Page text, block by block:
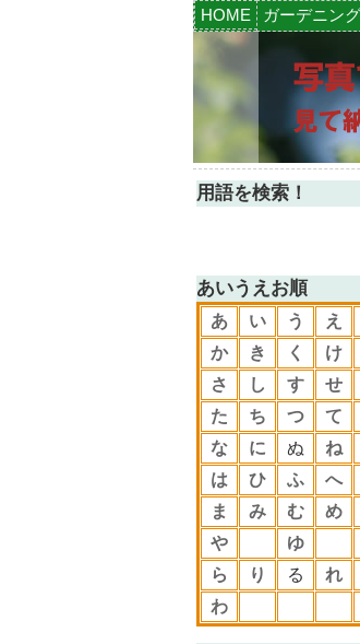
HOME ガーデニング
用語を検索！
あいうえお順
あ い う え
か
き く け
さ
し す せ
た
ち つ て
な
に ぬ ね
は
ひ ふ へ
ま
み む め
や
ゆ
ら
り る れ
わ